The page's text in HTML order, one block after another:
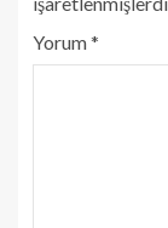
Yorum*